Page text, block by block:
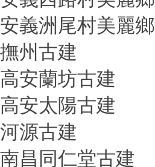
安義洲尾村美麗
撫州古建
高安蘭坊古建
高安太陽古建
河源古建
南昌同仁堂古建